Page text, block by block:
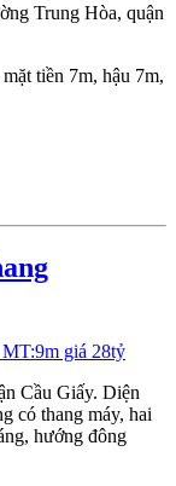
Trung Hòa, quận
tiền 7m, hậu 7m,
Cầu Giấy. Diện
có thang máy, hai
hướng đông